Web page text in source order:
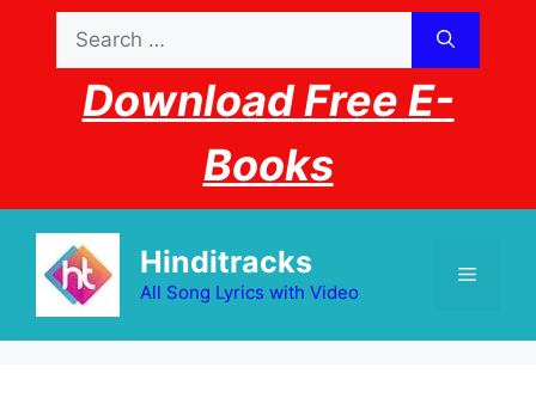
content
for:
Download Free E-
Books
Hinditracks
All Song Lyrics with Video
Menu